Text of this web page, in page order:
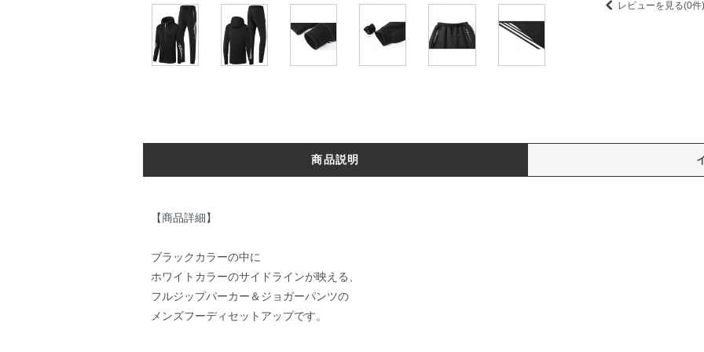
レビューを見る(0件)
商品説明
【商品詳細】
ブラックカラーの中に
ホワイトカラーのサイドラインが映える、
フルジップパーカー＆ジョガーパンツの
メンズフーディセットアップです。